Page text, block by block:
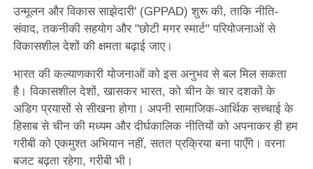
उन्मूलन और विकास साझेदारी' (GPPAD) शुरू की, ताकि नीति-
संवाद, तकनीकी सहयोग और "छोटी मगर स्मार्ट" परियोजनाओं से
विकासशील देशों की क्षमता बढ़ाई जाए।
भारत की कल्याणकारी योजनाओं को इस अनुभव से बल मिल सकता
है। विकासशील देशों, खासकर भारत, को चीन के चार दशकों के
अडिग प्रयासों से सीखना होगा। अपनी सामाजिक-आर्थिक सच्चाई के
हिसाब से चीन की मध्यम और दीर्घकालिक नीतियों को अपनाकर ही हम
गरीबी को एकमुश्त अभियान नहीं, सतत प्रक्रिया बना पाएँगे। वरना
बजट बढ़ता रहेगा, गरीबी भी।